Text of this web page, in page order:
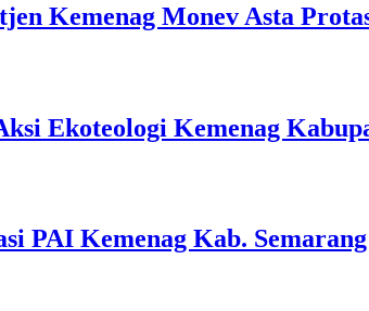
Kemenag Monev Asta
Ekoteologi Kemenag
PAI Kemenag Kab.